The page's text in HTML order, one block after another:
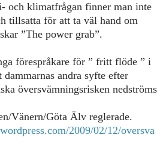
och klimatfrågan finner man inte
tillsatta för att ta väl hand om
”The power grab”.
förespråkare för ” fritt flöde ” i
andra syfte efter
översvämningsrisken nedströms
Vänern/Göta Älv reglerade.
2009/02/12/oversva